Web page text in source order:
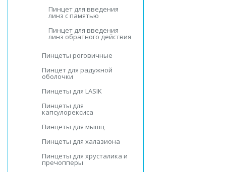
Пинцет для введения
линз с памятью
Пинцет для введения
линз обратного действия
Пинцеты роговичные
Пинцет для радужной
оболочки
Пинцеты для LASIK
Пинцеты для
капсулорексиса
Пинцеты для мышц
Пинцеты для халазиона
Пинцеты для хрусталика и
пречопперы